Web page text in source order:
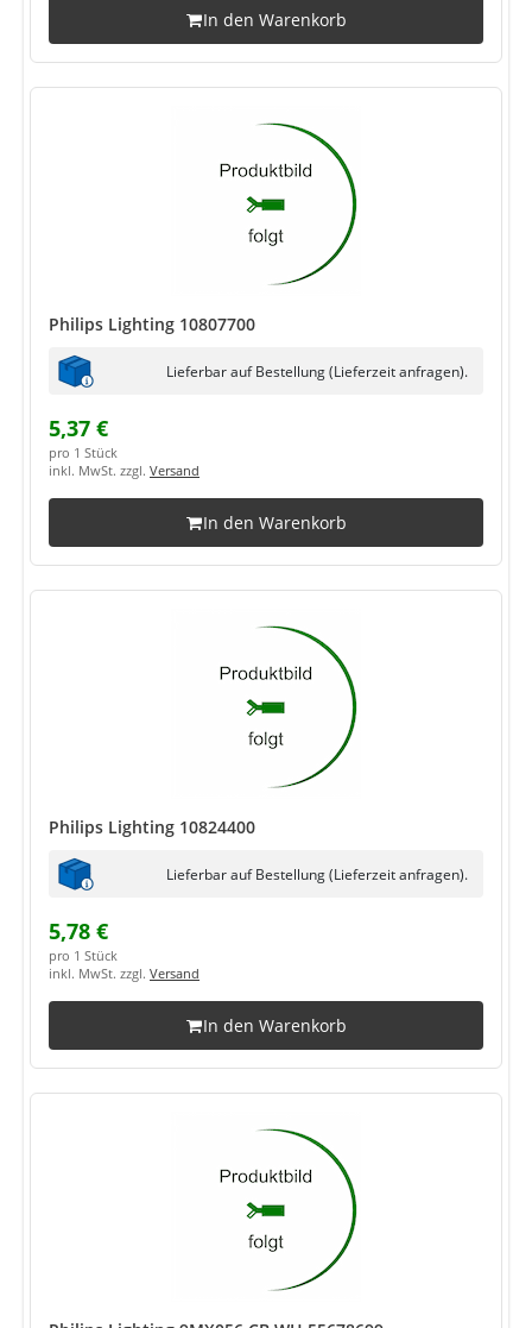
In den Warenkorb
Philips Lighting 10807700
Lieferbar auf Bestellung (Lieferzeit anfragen).
5,37 €
pro 1 Stück
inkl. MwSt. zzgl. Versand
In den Warenkorb
Philips Lighting 10824400
Lieferbar auf Bestellung (Lieferzeit anfragen).
5,78 €
pro 1 Stück
inkl. MwSt. zzgl. Versand
In den Warenkorb